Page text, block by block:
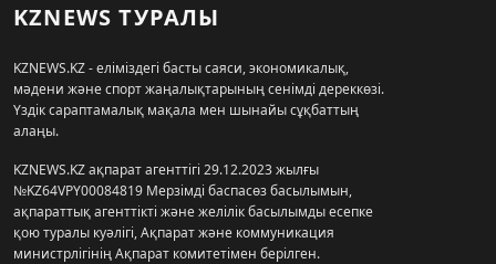
KZNEWS ТУРАЛЫ
KZNEWS.KZ - еліміздегі басты саяси, экономикалық,
мәдени және спорт жаңалықтарының сенімді дереккөзі.
Үздік сараптамалық мақала мен шынайы сұқбаттың
алаңы.
KZNEWS.KZ ақпарат агенттігі 29.12.2023 жылғы
№KZ64VPY00084819 Мерзімді баспасөз басылымын,
ақпараттық агенттікті және желілік басылымды есепке
қою туралы куәлігі, Ақпарат және коммуникация
министрлігінің Ақпарат комитетімен берілген.